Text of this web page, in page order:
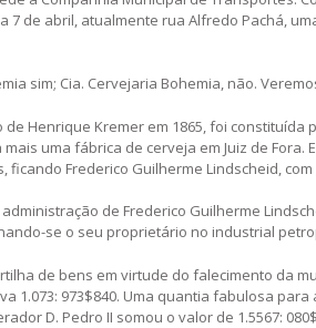
7 de abril, atualmente rua Alfredo Pachá,
sim; Cia. Cervejaria Bohemia, não.
de Henrique Kremer em 1865, foi
uma fábrica de cerveja em Juiz de
ficando Frederico Guilherme Lindscheid,
de Frederico Guilherme
se o seu proprietário no industrial
de bens em virtude do falecimento da
1.073: 973$840. Uma quantia fabulosa
D. Pedro II somou o valor de 1.5567: